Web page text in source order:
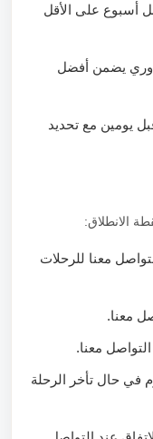
على الأقل
يضمن أفضل
يومين مع تحديد
الانطلاق:
معنا للرحلات
معنا.
معنا.
حال تأخر الرحلة